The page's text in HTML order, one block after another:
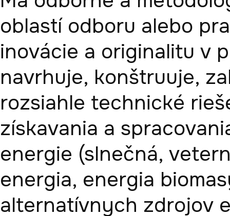
oblastí odboru alebo
inovácie a originalitu v
navrhuje, konštruuje,
rozsiahle technické
získavania a
energie (slnečná,
energia, energia
alternatívnych zdrojov